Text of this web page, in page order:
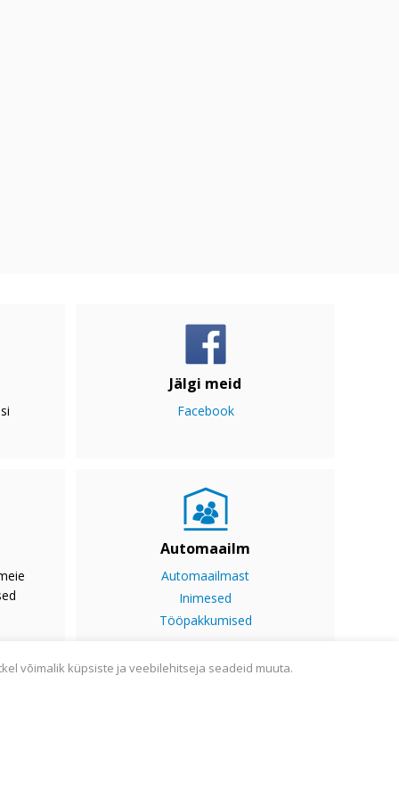
Jälgi meid
Facebook
Automaailm
Automaailmast
Inimesed
Tööpakkumised
võimalik küpsiste ja veebilehitseja seadeid muuta.